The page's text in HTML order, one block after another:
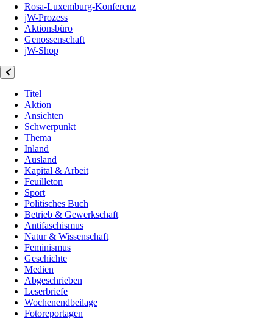
Rosa-Luxemburg-Konferenz
jW-Prozess
Aktionsbüro
Genossenschaft
jW-Shop
Titel
Aktion
Ansichten
Schwerpunkt
Thema
Inland
Ausland
Kapital & Arbeit
Feuilleton
Sport
Politisches Buch
Betrieb & Gewerkschaft
Antifaschismus
Natur & Wissenschaft
Feminismus
Geschichte
Medien
Abgeschrieben
Leserbriefe
Wochenendbeilage
Fotoreportagen